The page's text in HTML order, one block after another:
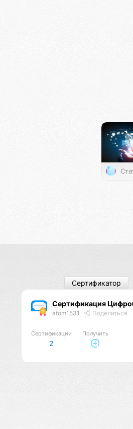
Сертификация
atom1531 Поделиться
Сертификации
2
Получить
Сертификатор